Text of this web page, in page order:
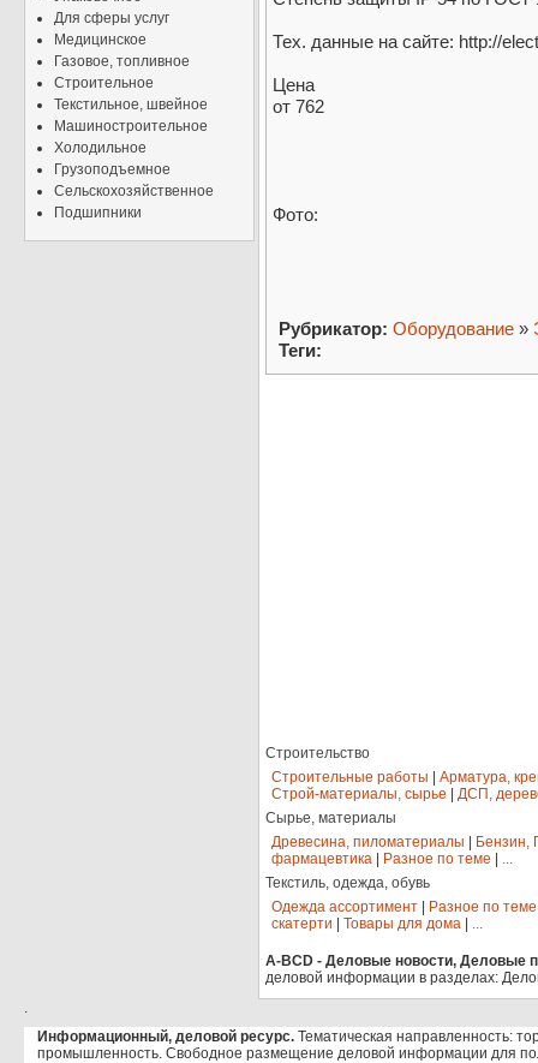
Для сферы услуг
Медицинское
Газовое, топливное
Строительное
Текстильное, швейное
Машиностроительное
Холодильное
Грузоподъемное
Сельскохозяйственное
Подшипники
Тех. данные на сайте: http://
Цена
от 762
Фото:
Рубрикатор: Оборудование »
Теги:
Строительство
Строительные работы
Арматура,
Строй-материалы, сырье
ДСП,
Сырье, материалы
Древесина, пиломатериалы
Бензин,
фармацевтика
Разное по теме
...
Текстиль, одежда, обувь
Одежда ассортимент
Разное по теме
скатерти
Товары для дома ...
A-BCD - Деловые новости, Деловые
деловой информации в разделах:
.
Информационный, деловой ресурс. Тематическая направленность:
промышленность. Свободное размещение деловой информации для